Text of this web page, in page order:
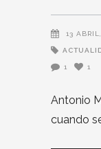
13
1 1
Antonio
cuando